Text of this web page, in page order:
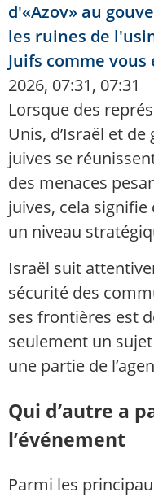
d'«Azov» au
les ruines de
Juifs comme vous
2026, 07:31, 07:31
Lorsque des
Unis, d’Israël et
juives se
des menaces
juives, cela
un niveau
Israël suit
sécurité des
ses frontières est
seulement un
une partie de
Qui d’autre a
l’événement
Parmi les